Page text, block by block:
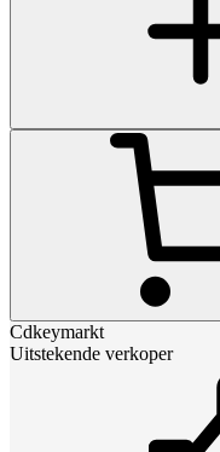
Cdkeymarkt
Uitstekende verkoper